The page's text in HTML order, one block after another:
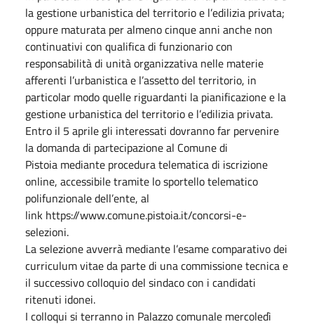
la gestione urbanistica del territorio e l’edilizia privata;
oppure maturata per almeno cinque anni anche non
continuativi con qualifica di funzionario con
responsabilità di unità organizzativa nelle materie
afferenti l’urbanistica e l’assetto del territorio, in
particolar modo quelle riguardanti la pianificazione e la
gestione urbanistica del territorio e l’edilizia privata.
Entro il 5 aprile gli interessati dovranno far pervenire
la domanda di partecipazione al Comune di
Pistoia mediante procedura telematica di iscrizione
online, accessibile tramite lo sportello telematico
polifunzionale dell’ente, al
link https://www.comune.pistoia.it/concorsi-e-
selezioni.
La selezione avverrà mediante l’esame comparativo dei
curriculum vitae da parte di una commissione tecnica e
il successivo colloquio del sindaco con i candidati
ritenuti idonei.
I colloqui si terranno in Palazzo comunale mercoledì